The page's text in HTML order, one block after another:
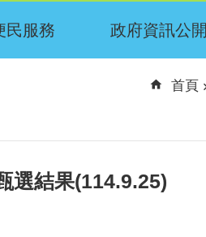
民服務 政府資訊公開
首頁
選結果(114.9.25)